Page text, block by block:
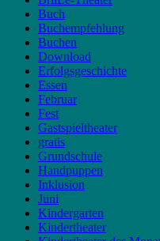
Buch
Buchempfehlung
Buchen
Download
Erfolgsgeschichte
Essen
Februar
Fest
Gastspieltheater
gratis
Grundschule
Handpuppen
Inklusion
Juni
Kindergarten
Kindertheater